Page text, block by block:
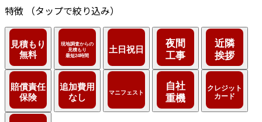
特徴
（タップで絞り込み）